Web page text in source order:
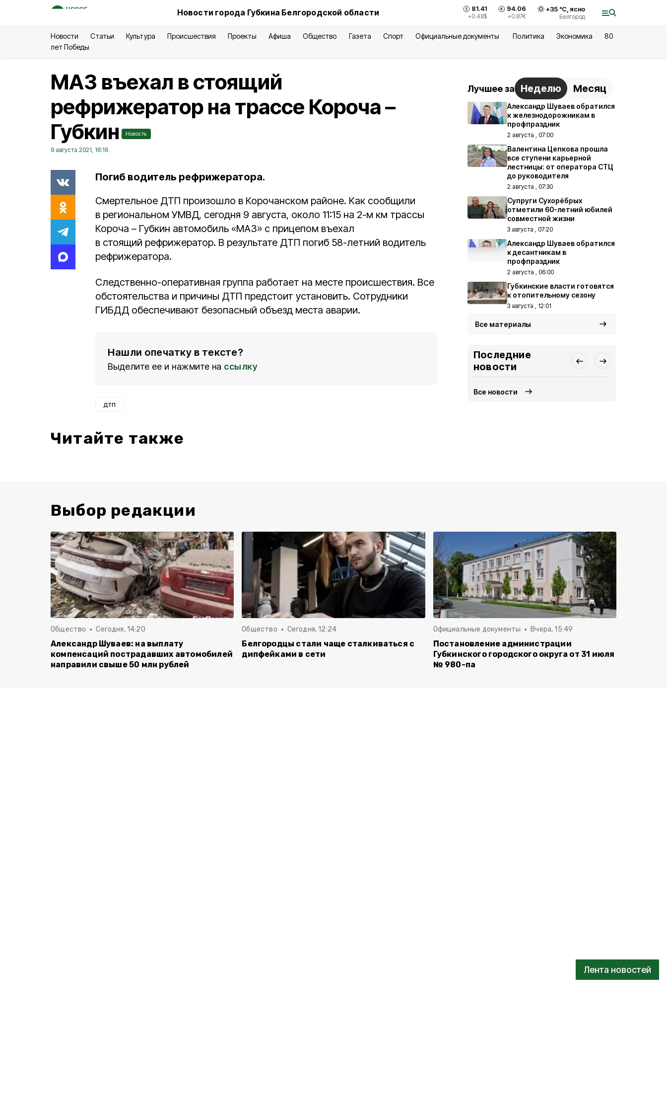
Новости города Губкина Белгородской области 81.41
+0.48$
94.06
+0.87€
+35°С, ясно
Белгород
Новости Статьи Культура Происшествия Проекты Афиша Общество Газета Спорт Официальные документы Политика Экономика
80
лет Победы
Лента новостей
МАЗ въехал в стоящий
рефрижератор на трассе Короча –
Губкин
Новость
9 августа 2021, 16:16
Погиб водитель рефрижератора.
Смертельное ДТП произошло в Корочанском районе. Как сообщили
в региональном УМВД, сегодня 9 августа, около 11:15 на 2-м км трассы
Короча – Губкин автомобиль «МАЗ» с прицепом въехал
в стоящий рефрижератор. В результате ДТП погиб 58-летний водитель
рефрижератора.
Следственно-оперативная группа работает на месте происшествия. Все
обстоятельства и причины ДТП предстоит установить. Сотрудники
ГИБДД обеспечивают безопасный объезд места аварии.
Нашли опечатку в тексте?
Выделите ее и нажмите на ссылку
дтп
Читайте также
Лучшее за Неделю Месяц
Александр Шуваев обратился
к железнодорожникам в
профпраздник
2 августа , 07:00
Валентина Цепкова прошла
все ступени карьерной
лестницы: от оператора СТЦ
до руководителя
2 августа , 07:30
Супруги Сухорёбрых
отметили 60-летний юбилей
совместной жизни
3 августа , 07:20
Александр Шуваев обратился
к десантникам в
профпраздник
2 августа , 06:00
Губкинские власти готовятся
к отопительному сезону
3 августа , 12:01
Все материалы
Последние
новости
Все новости
Выбор редакции
Общество Сегодня, 14:20
Александр Шуваев: на выплату
компенсаций пострадавших автомобилей
направили свыше 50 млн рублей
Общество Сегодня, 12:24
Белгородцы стали чаще сталкиваться с
дипфейками в сети
Официальные документы Вчера, 15:49
Постановление администрации
Губкинского городского округа от 31 июля
№ 980-па